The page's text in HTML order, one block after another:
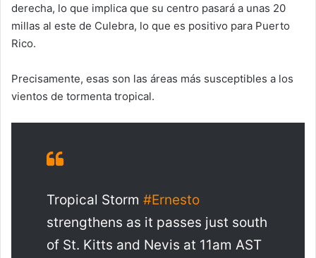
derecha, lo que implica que su centro pasará a unas 20
millas al este de Culebra, lo que es positivo para Puerto
Rico.
Precisamente, esas son las áreas más susceptibles a los
vientos de tormenta tropical.
Tropical Storm #Ernesto
strengthens as it passes just south
of St. Kitts and Nevis at 11am AST